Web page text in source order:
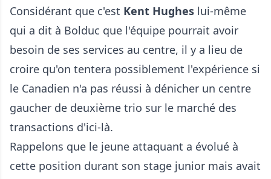
Considérant que c'est Kent Hughes lui-même
qui a dit à Bolduc que l'équipe pourrait avoir
besoin de ses services au centre, il y a lieu de
croire qu'on tentera possiblement l'expérience si
le Canadien n'a pas réussi à dénicher un centre
gaucher de deuxième trio sur le marché des
transactions d'ici-là.
Rappelons que le jeune attaquant a évolué à
cette position durant son stage junior mais avait